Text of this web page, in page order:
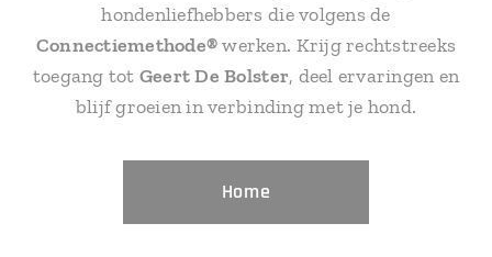
hondenliefhebbers die volgens de
Connectiemethode®werken. Krijg rechtstreeks
toegang tot Geert De Bolster, deel ervaringen en
blijf groeien in verbinding met je hond.
Home